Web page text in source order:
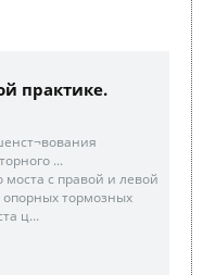
практике.
...
моста с правой и левой
опорных тормозных
ц...